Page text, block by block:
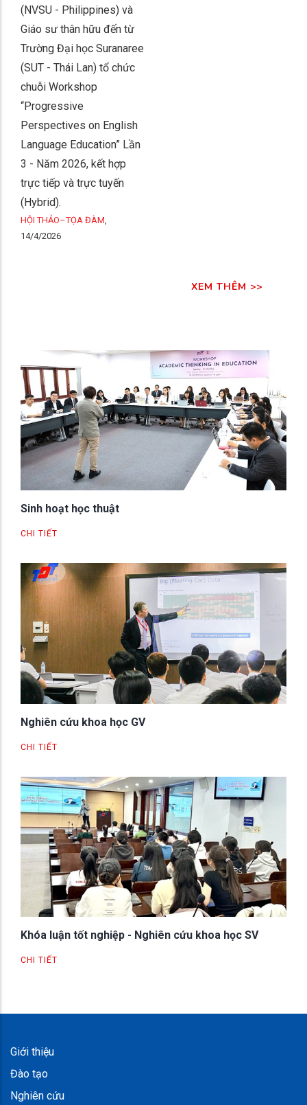
(NVSU - Philippines) và
Giáo sư thân hữu đến từ
Trường Đại học Suranaree
(SUT - Thái Lan) tổ chức
chuỗi Workshop
“Progressive
Perspectives on English
Language Education” Lần
3 - Năm 2026, kết hợp
trực tiếp và trực tuyến
(Hybrid).
HỘI THẢO–TỌA ĐÀM,
14/4/2026
XEM THÊM >>
Sinh hoạt học thuật
CHI TIẾT
Nghiên cứu khoa học GV
CHI TIẾT
Khóa luận tốt nghiệp - Nghiên cứu khoa học SV
CHI TIẾT
Giới thiệu
Đào tạo
Nghiên cứu